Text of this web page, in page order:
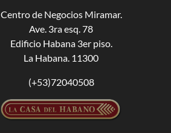
Centro de Negocios Miramar.
Ave. 3ra esq. 78
Edificio Habana 3er piso.
La Habana. 11300
(+53)72040508